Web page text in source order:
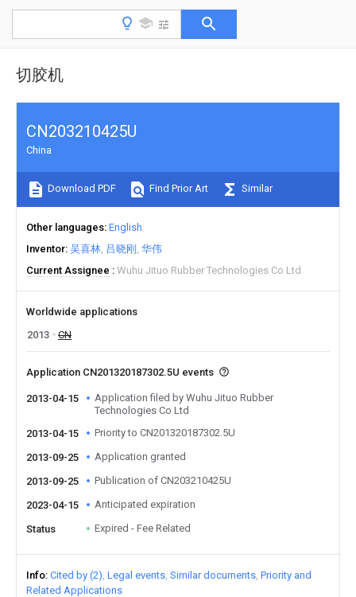
切胶机
CN203210425U
China
Download PDF Find Prior Art Similar
Other languages English
Inventor 吴喜林 吕晓刚 华伟
Current Assignee
Wuhu Jituo Rubber Technologies Co Ltd
Worldwide applications
2013
CN
Application CN201320187302.5U events
2013-04-15
Application filed by Wuhu Jituo Rubber
Technologies Co Ltd
2013-04-15
Priority to CN201320187302.5U
2013-09-25 Application granted
2013-09-25 Publication of CN203210425U
2023-04-15 Anticipated expiration
Status Expired - Fee Related
Info Cited by (2) Legal events Similar documents Priority and
Related Applications